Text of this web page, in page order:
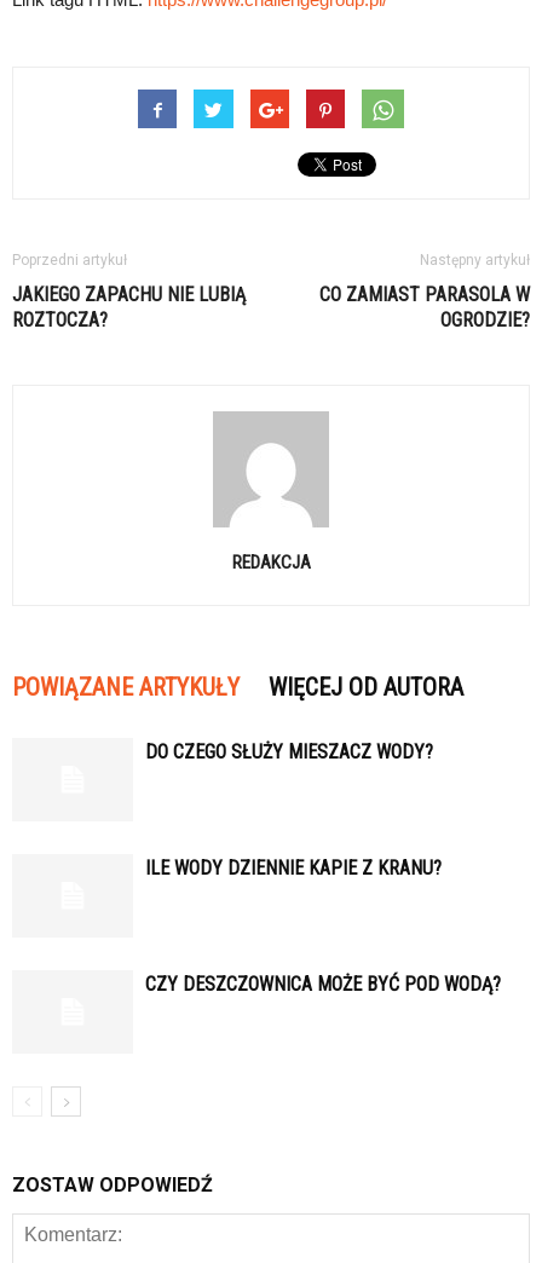
Poprzedni artykuł
JAKIEGO ZAPACHU NIE LUBIĄ
ROZTOCZA?
Następny artykuł
CO ZAMIAST PARASOLA W
OGRODZIE?
REDAKCJA
POWIĄZANE ARTYKUŁY WIĘCEJ OD AUTORA
DO CZEGO SŁUŻY MIESZACZ WODY?
ILE WODY DZIENNIE KAPIE Z KRANU?
CZY DESZCZOWNICA MOŻE BYĆ POD WODĄ?
ZOSTAW ODPOWIEDŹ